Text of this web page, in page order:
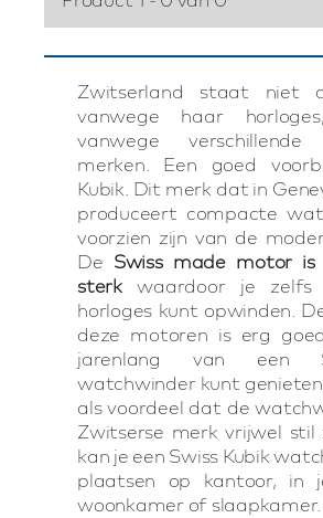
Zwitserland staat niet
vanwege haar
vanwege verschillende
merken. Een goed
Kubik. Dit merk dat in
produceert compacte
voorzien zijn van de
De Swiss made motor
sterkwaardoor je zelfs
horloges kunt opwinden.
deze motoren is erg
jarenlang van een
watchwinder kunt
als voordeel dat de
Zwitserse merk vrijwel stil
kan je een Swiss Kubik
plaatsen op kantoor, in
woonkamer of slaapkamer.